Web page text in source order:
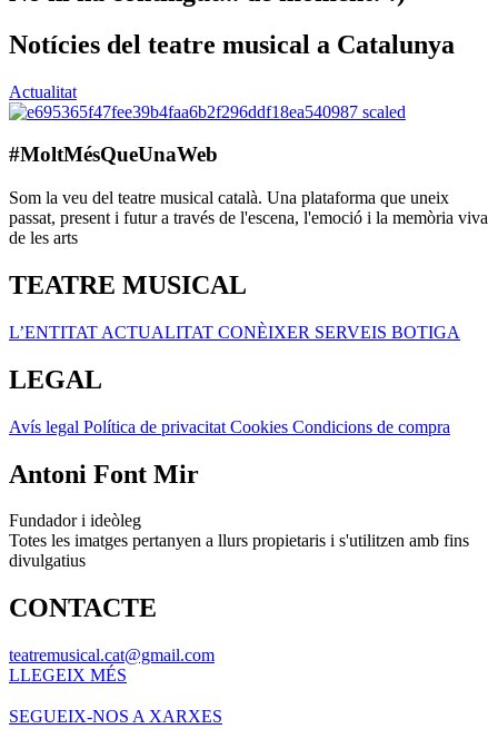
Notícies del teatre musical a Catalunya
Actualitat
#MoltMésQueUnaWeb
Som la veu del teatre musical català. Una plataforma que uneix
passat, present i futur a través de l'escena, l'emoció i la memòria viva
de les arts
TEATRE MUSICAL
L’ENTITAT ACTUALITAT CONÈIXER SERVEIS BOTIGA
LEGAL
Avís legal Política de privacitat Cookies Condicions de compra
Antoni Font Mir
Fundador i ideòleg
Totes les imatges pertanyen a llurs propietaris i s'utilitzen amb fins
divulgatius
CONTACTE
teatremusical.cat@gmail.com
LLEGEIX MÉS
SEGUEIX-NOS A XARXES